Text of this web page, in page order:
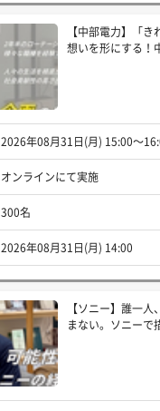
【中部電力】「き
想いを形にする！
2026年08月31日(月) 15:00〜
オンラインにて実施
300名
2026年08月31日(月) 14:00
【ソニー】誰一人
まない。ソニーで